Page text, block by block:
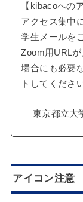
【kibacoへの
アクセス集中
学生メールを
Zoom用URL
場合にも必要
トしてくださ
— 東京都立大
アイコン注意